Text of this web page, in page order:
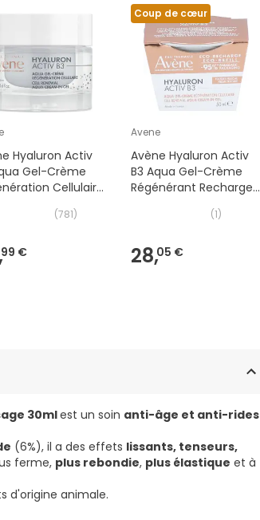
Hyaluron Activ
Gel-Crème
Cellulaire
(781)
99 €
Coup de cœur
Avene
Avène Hyaluron Activ
B3 Aqua Gel-Crème
Régénérant Recharge
(1)
28,05 €
30mlest un soin anti-âge et anti-rides
(6%), il a des effets lissants, tenseurs,
ferme, plus rebondie, plus élastique et à
d'origine animale.